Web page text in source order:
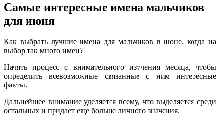
Самые интересные имена мальчиков
для июня
Как выбрать лучшие имена для мальчиков в июне, когда на
выбор так много имен?
Начять процесс с внимательного изучения месяца, чтобы
определить всевозможные связанные с ним интересные
факты.
Дальнейшее внимание уделяется всему, что выделяется среди
остальных и придает еще больше личного значения.